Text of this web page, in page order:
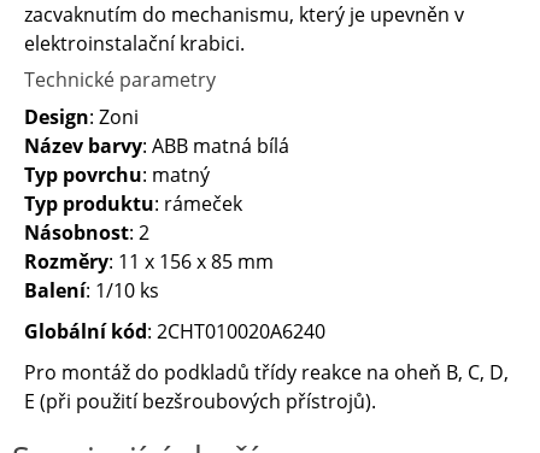
zacvaknutím do mechanismu, který je upevněn v ​
elektroinstalační krabici.
Technické parametry
Design: Zoni
Název barvy: ABB matná bílá
Typ povrchu: matný
Typ produktu: rámeček
Násobnost: 2
Rozměry: 11 x 156 x 85 mm
Balení: 1/10 ks
Globální kód: 2CHT010020A6240
Pro montáž do podkladů třídy reakce na oheň B, C, D,
E (při použití bezšroubových přístrojů).